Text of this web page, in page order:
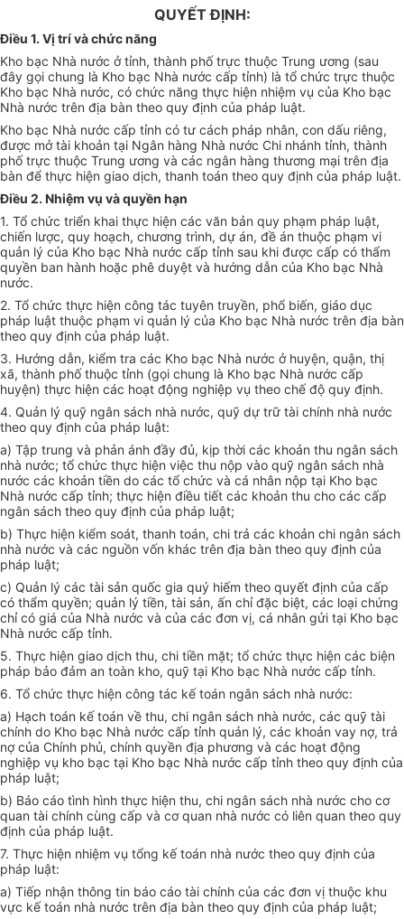
QUYẾT ĐỊNH:
Điều 1. Vị trí và chức năng
Kho bạc Nhà nước ở tỉnh, thành phố trực thuộc Trung ương (sau
đây gọi chung là Kho bạc Nhà nước cấp tỉnh) là tổ chức trực thuộc
Kho bạc Nhà nước, có chức năng thực hiện nhiệm vụ của Kho bạc
Nhà nước trên địa bàn theo quy định của pháp luật.
Kho bạc Nhà nước cấp tỉnh có tư cách pháp nhân, con dấu riêng,
được mở tài khoản tại Ngân hàng Nhà nước Chi nhánh tỉnh, thành
phố trực thuộc Trung ương và các ngân hàng thương mại trên địa
bàn để thực hiện giao dịch, thanh toán theo quy định của pháp luật.
Điều 2. Nhiệm vụ và quyền hạn
1. Tổ chức triển khai thực hiện các văn bản quy phạm pháp luật,
chiến lược, quy hoạch, chương trình, dự án, đề án thuộc phạm vi
quản lý của Kho bạc Nhà nước cấp tỉnh sau khi được cấp có thẩm
quyền ban hành hoặc phê duyệt và hướng dẫn của Kho bạc Nhà
nước.
2. Tổ chức thực hiện công tác tuyên truyền, phổ biến, giáo dục
pháp luật thuộc phạm vi quản lý của Kho bạc Nhà nước trên địa bàn
theo quy định của pháp luật.
3. Hướng dẫn, kiểm tra các Kho bạc Nhà nước ở huyện, quận, thị
xã, thành phố thuộc tỉnh (gọi chung là Kho bạc Nhà nước cấp
huyện) thực hiện các hoạt động nghiệp vụ theo chế độ quy định.
4. Quản lý quỹ ngân sách nhà nước, quỹ dự trữ tài chính nhà nước
theo quy định của pháp luật:
a) Tập trung và phản ánh đầy đủ, kịp thời các khoản thu ngân sách
nhà nước; tổ chức thực hiện việc thu nộp vào quỹ ngân sách nhà
nước các khoản tiền do các tổ chức và cá nhân nộp tại Kho bạc
Nhà nước cấp tỉnh; thực hiện điều tiết các khoản thu cho các cấp
ngân sách theo quy định của pháp luật;
b) Thực hiện kiểm soát, thanh toán, chi trả các khoản chi ngân sách
nhà nước và các nguồn vốn khác trên địa bàn theo quy định của
pháp luật;
c) Quản lý các tài sản quốc gia quý hiếm theo quyết định của cấp
có thẩm quyền; quản lý tiền, tài sản, ấn chỉ đặc biệt, các loại chứng
chỉ có giá của Nhà nước và của các đơn vị, cá nhân gửi tại Kho bạc
Nhà nước cấp tỉnh.
5. Thực hiện giao dịch thu, chi tiền mặt; tổ chức thực hiện các biện
pháp bảo đảm an toàn kho, quỹ tại Kho bạc Nhà nước cấp tỉnh.
6. Tổ chức thực hiện công tác kế toán ngân sách nhà nước:
a) Hạch toán kế toán về thu, chi ngân sách nhà nước, các quỹ tài
chính do Kho bạc Nhà nước cấp tỉnh quản lý, các khoản vay nợ, trả
nợ của Chính phủ, chính quyền địa phương và các hoạt động
nghiệp vụ kho bạc tại Kho bạc Nhà nước cấp tỉnh theo quy định của
pháp luật;
b) Báo cáo tình hình thực hiện thu, chi ngân sách nhà nước cho cơ
quan tài chính cùng cấp và cơ quan nhà nước có liên quan theo quy
định của pháp luật.
7. Thực hiện nhiệm vụ tổng kế toán nhà nước theo quy định của
pháp luật:
a) Tiếp nhận thông tin báo cáo tài chính của các đơn vị thuộc khu
vực kế toán nhà nước trên địa bàn theo quy định của pháp luật;